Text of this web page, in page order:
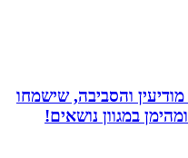
והסביבה, שישמחו
במגוון נושאים!